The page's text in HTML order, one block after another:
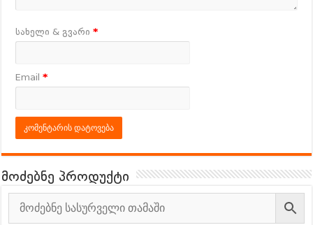
სახელი & გვარი*
Email*
მოძებნე პროდუქტი